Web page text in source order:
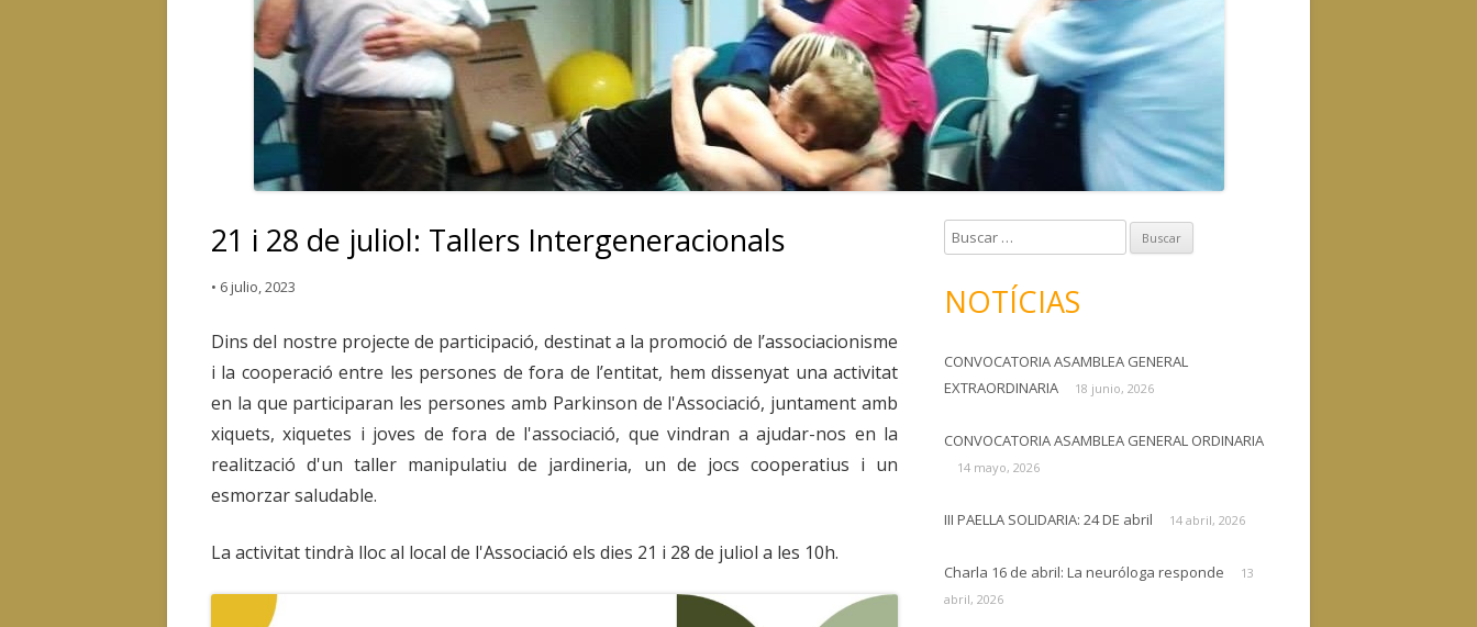
TERAPIA OCUPACIONAL
SOMOS TU FAMILIA
HORARIOS Y CUOTAS
21 i 28 de juliol: Tallers Intergeneracionals
• 6 julio, 2023
Dins del nostre projecte de participació, destinat a la promoció de l’associacionisme
i la cooperació entre les persones de fora de l’entitat, hem dissenyat una activitat
en la que participaran les persones amb Parkinson de l'Associació, juntament amb
xiquets, xiquetes i joves de fora de l'associació, que vindran a ajudar-nos en la
realització d'un taller manipulatiu de jardineria, un de jocs cooperatius i un
esmorzar saludable.
La activitat tindrà lloc al local de l'Associació els dies 21 i 28 de juliol a les 10h.
u
c
r
:
NOTÍCIAS
CONVOCATORIA ASAMBLEA GENERAL
EXTRAORDINARIA
18 junio, 2026
CONVOCATORIA ASAMBLEA GENERAL ORDINARIA
14 mayo, 2026
III PAELLA SOLIDARIA: 24 DE abril 14 abril, 2026
Charla 16 de abril: La neuróloga responde
13
abril, 2026